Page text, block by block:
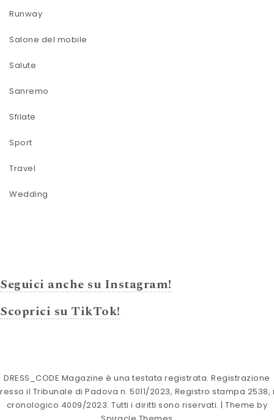
Runway
Salone del mobile
Salute
Sanremo
Sfilate
Sport
Travel
Wedding
Seguici anche su Instagram!
Scoprici su TikTok!
DRESS_CODE Magazine è una testata registrata. Registrazione
il Tribunale di Padova n. 5011/2023, Registro stampa 2538,
cronologico 4009/2023. Tutti i diritti sono riservati. | Theme by